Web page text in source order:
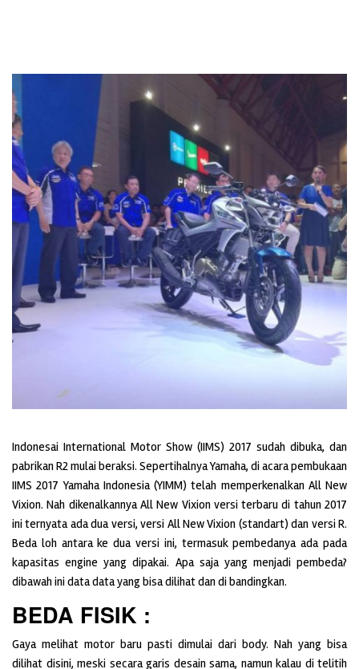
Indonesai International Motor Show (IIMS) 2017 sudah dibuka, dan
pabrikan R2 mulai beraksi. Sepertihalnya Yamaha, di acara pembukaan
IIMS 2017 Yamaha Indonesia (YIMM) telah memperkenalkan All New
Vixion. Nah dikenalkannya All New Vixion versi terbaru di tahun 2017
ini ternyata ada dua versi, versi All New Vixion (standart) dan versi R.
Beda loh antara ke dua versi ini, termasuk pembedanya ada pada
kapasitas engine yang dipakai. Apa saja yang menjadi pembeda?
dibawah ini data data yang bisa dilihat dan di bandingkan.
BEDA FISIK :
Gaya melihat motor baru pasti dimulai dari body. Nah yang bisa
dilihat disini, meski secara garis desain sama, namun kalau di telitih